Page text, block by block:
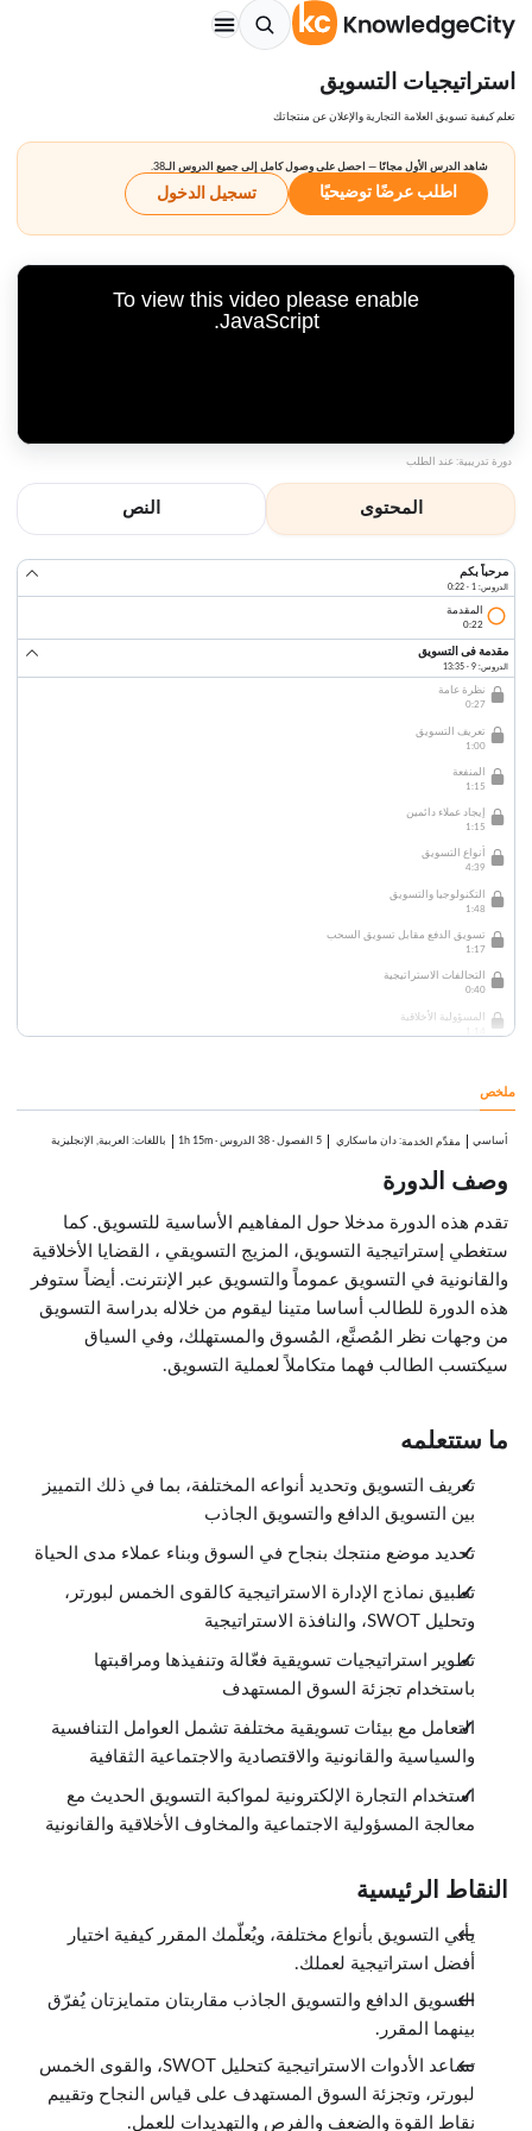
استراتيجيات التسويق
تعلم كيفية تسويق العلامة التجارية والإعلان عن منتجاتك
شاهد الدرس الأول مجانًا — احصل على وصول كامل إلى جميع الدروس الـ38.
اطلب عرضًا توضيحيًا تسجيل الدخول
To view this video please enable
JavaScript.
دورة تدريبية: عند الطلب
المحتوى النص
مرحباً بكم
الدروس: 1 · 0:22
المقدمة
0:22
مقدمة فى التسويق
الدروس: 9 · 13:35
نظرة عامة
0:27
تعريف التسويق
1:00
المنفعة
1:15
إيجاد عملاء دائمين
1:15
أنواع التسويق
4:39
التكنولوجيا والتسويق
1:48
تسويق الدفع مقابل تسويق السحب
1:17
التحالفات الاستراتيجية
0:40
المسؤولية الأخلاقية
نظرة عامة
0:20
الاستراتيجيات والتكتيكات
2:57
بيان المهمة
1:42
وضع، تنفيذ ومتابعة استراتيجيات التسويق
1:04
قوى بورتر الخمس
2:28
استراتيجيات المحرك الأول والمحرك الثاني
1:08
التحليل الرباعي (سوات SWOT)
0:39
3:31
0:58
وحدات العمل الاستراتيجية
4:35
بيئات التسويق
نظرة عامة
0:27
بيئات التسويق المختلفة
البيئة التنافسية
2:06
0:43
البيئة الاقتصادية
3:46
البيئة الاجتماعية والثقافية
1:33
قضايا أخلاقية
1:32
نظرة عامة
0:32
ما هى التجارة الإلكترونية
1:53
الإنترنت
مهام الويب
2:57
مزايا العمل على الويب
3:54
ملخص
أساسي مقدِّم الخدمة: دان ماسكاري 5 الفصول · 38 الدروس ·
1h 15m باللغات: العربية, الإنجليزية
وصف الدورة
تقدم هذه الدورة مدخلا حول المفاهيم الأساسية للتسويق. كما
ستغطي إستراتيجية التسويق، المزيج التسويقي ، القضايا الأخلاقية
والقانونية في التسويق عموماً والتسويق عبر الإنترنت. أيضاً ستوفر
هذه الدورة للطالب أساسا متينا ليقوم من خلاله بدراسة التسويق
من وجهات نظر المُصنَّع، المُسوق والمستهلك، وفي السياق
سيكتسب الطالب فهما متكاملاً لعملية التسويق.
ما ستتعلمه
تعريف التسويق وتحديد أنواعه المختلفة، بما في ذلك التمييز
بين التسويق الدافع والتسويق الجاذب
تحديد موضع منتجك بنجاح في السوق وبناء عملاء مدى الحياة
تطبيق نماذج الإدارة الاستراتيجية كالقوى الخمس لبورتر،
وتحليل SWOT، والنافذة الاستراتيجية
تطوير استراتيجيات تسويقية فعّالة وتنفيذها ومراقبتها
باستخدام تجزئة السوق المستهدف
التعامل مع بيئات تسويقية مختلفة تشمل العوامل التنافسية
والسياسية والقانونية والاقتصادية والاجتماعية الثقافية
استخدام التجارة الإلكترونية لمواكبة التسويق الحديث مع
معالجة المسؤولية الاجتماعية والمخاوف الأخلاقية والقانونية
النقاط الرئيسية
يأتي التسويق بأنواع مختلفة، ويُعلّمك المقرر كيفية اختيار
أفضل استراتيجية لعملك.
التسويق الدافع والتسويق الجاذب مقاربتان متمايزتان يُفرّق
بينهما المقرر.
تساعد الأدوات الاستراتيجية كتحليل SWOT، والقوى الخمس
لبورتر، وتجزئة السوق المستهدف على قياس النجاح وتقييم
نقاط القوة والضعف والفرص والتهديدات للعمل.